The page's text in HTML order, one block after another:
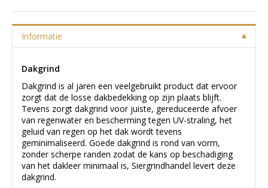
Informatie
Dakgrind
Dakgrind is al jaren een veelgebruikt product dat ervoor
zorgt dat de losse dakbedekking op zijn plaats blijft.
Tevens zorgt dakgrind voor juiste, gereduceerde afvoer
van regenwater en bescherming tegen UV-straling, het
geluid van regen op het dak wordt tevens
geminimaliseerd. Goede dakgrind is rond van vorm,
zonder scherpe randen zodat de kans op beschadiging
van het dakleer minimaal is, Siergrindhandel levert deze
dakgrind.